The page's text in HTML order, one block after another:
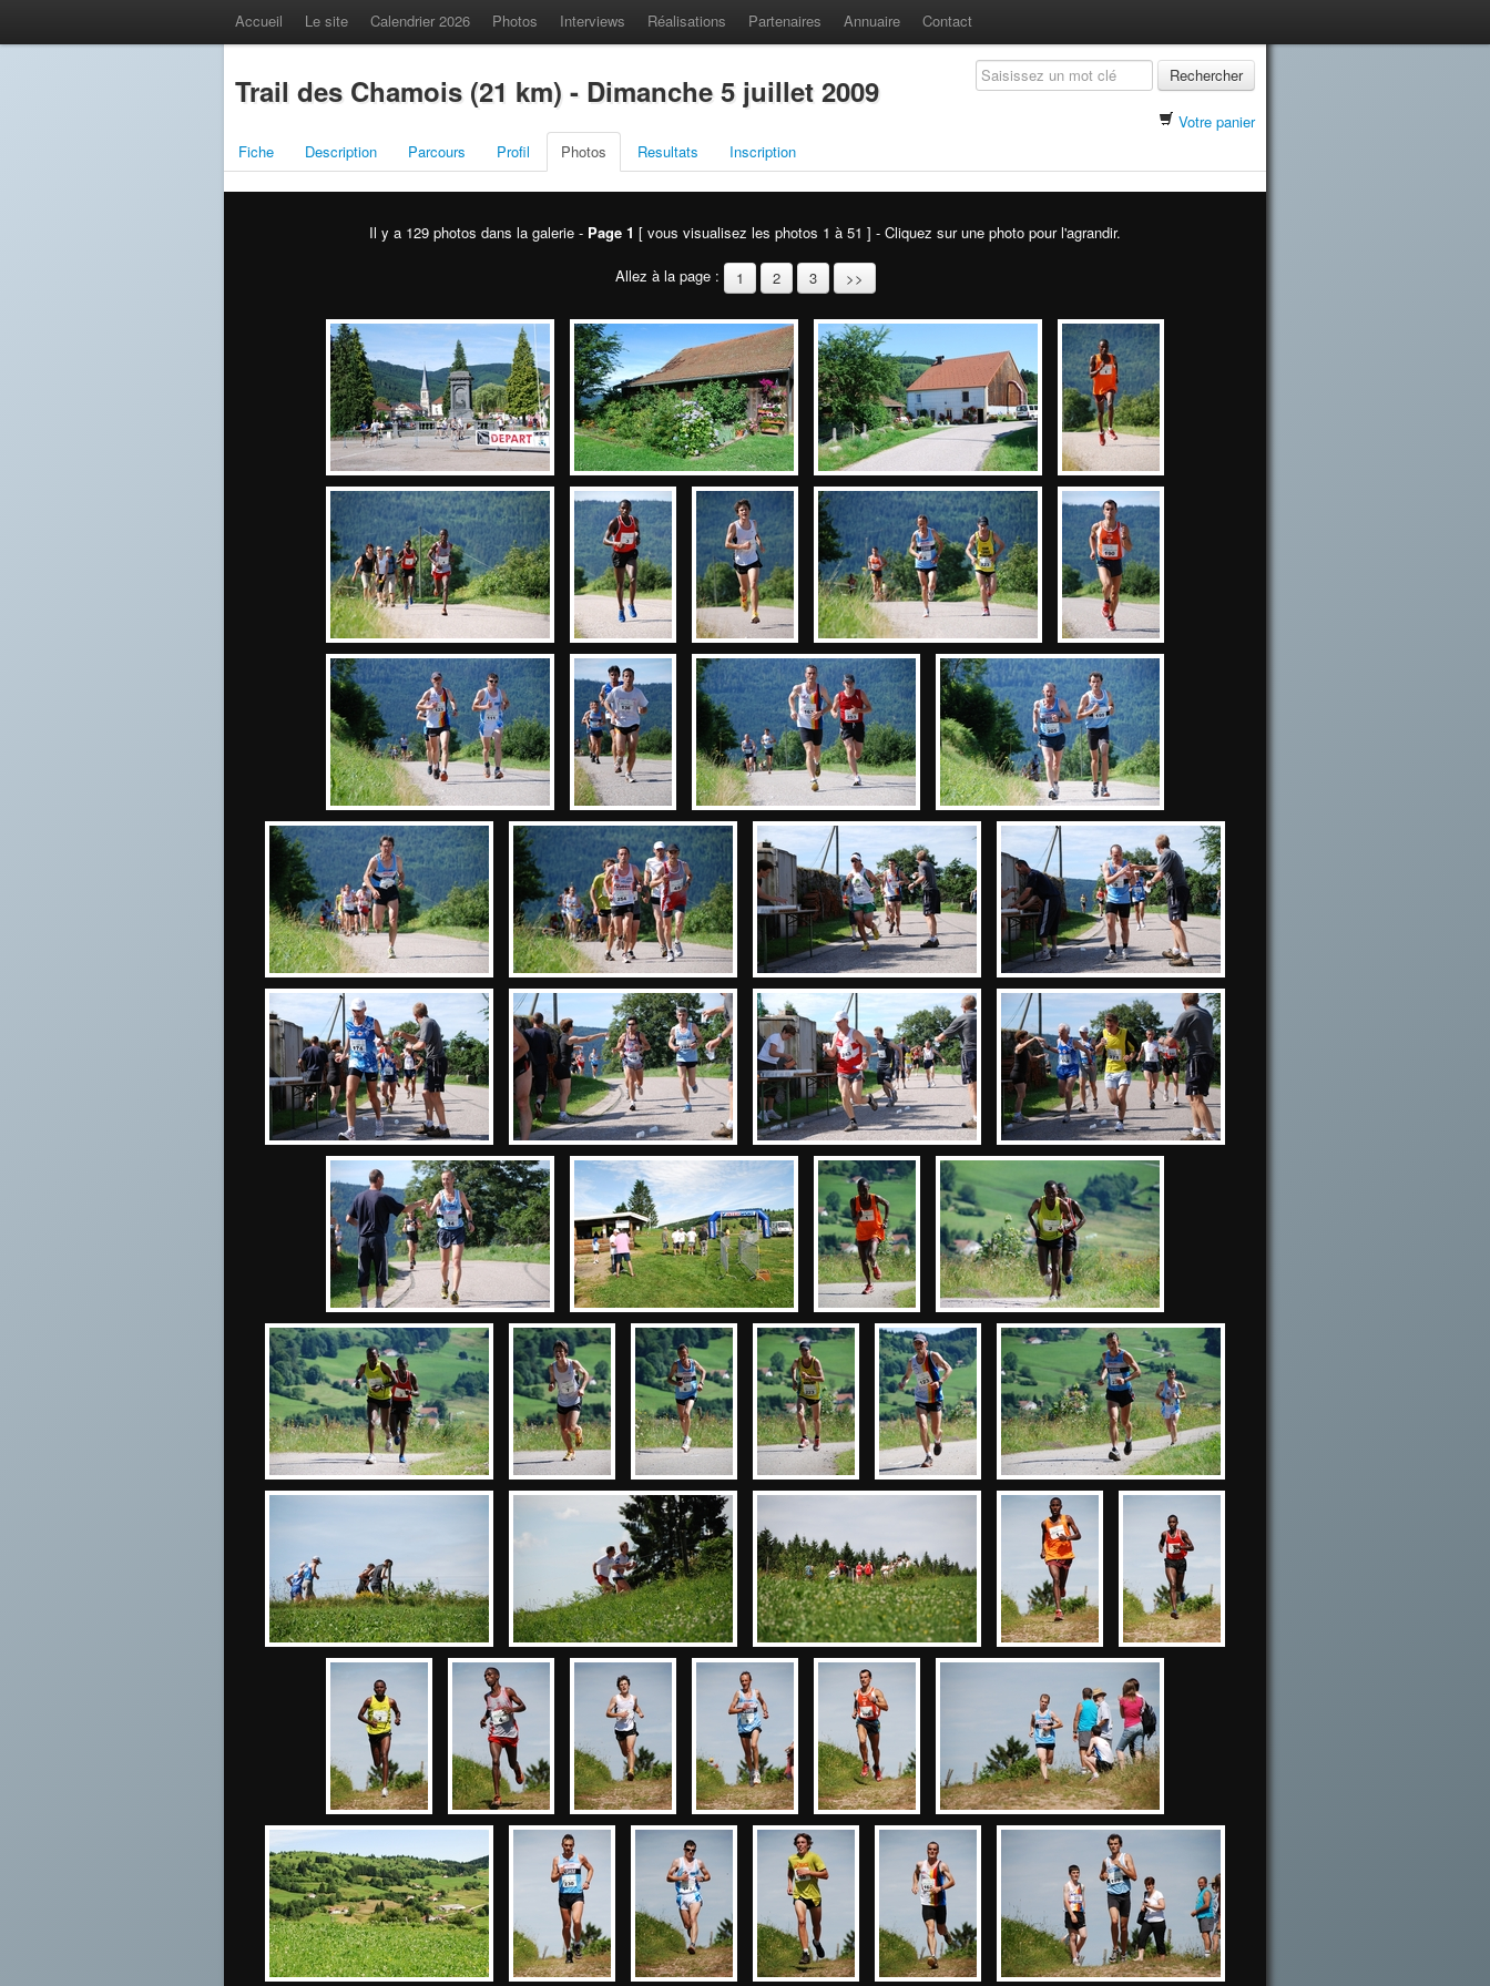
Accueil Le site Calendrier 2026 Photos Interviews Réalisations Partenaires Annuaire Contact
Trail des Chamois (21 km) - Dimanche 5 juillet 2009 Rechercher
Votre panier
Fiche
Description Parcours Profil Photos Resultats Inscription
Il y a 129 photos dans la galerie - Page 1 [ vous visualisez les photos 1 à 51 ] - Cliquez sur une photo pour l'agrandir.
Allez à la page : 1 2 3 >>